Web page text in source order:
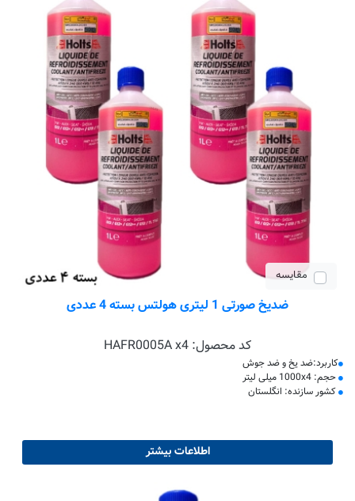
مقایسه
ضدیخ صورتی 1 لیتری هولتس بسته 4 عددی
کد محصول: HAFR0005A x4
کاربرد:ضد یخ و ضد جوش
حجم: 1000x4 میلی لیتر
کشور سازنده: انگلستان
اطلاعات بیشتر